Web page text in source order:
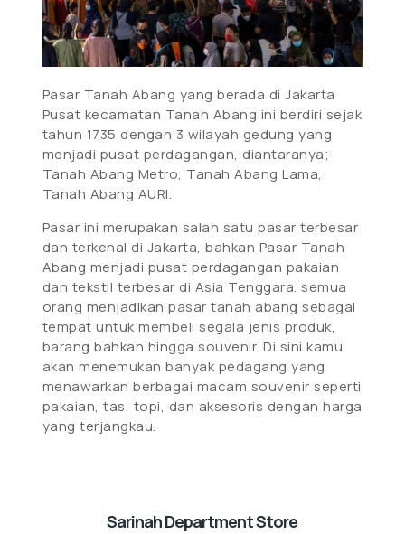
Pasar Tanah Abang yang berada di Jakarta
Pusat kecamatan Tanah Abang ini berdiri sejak
tahun 1735 dengan 3 wilayah gedung yang
menjadi pusat perdagangan, diantaranya;
Tanah Abang Metro, Tanah Abang Lama,
Tanah Abang AURI.
Pasar ini merupakan salah satu pasar terbesar
dan terkenal di Jakarta, bahkan Pasar Tanah
Abang menjadi pusat perdagangan pakaian
dan tekstil terbesar di Asia Tenggara. semua
orang menjadikan pasar tanah abang sebagai
tempat untuk membeli segala jenis produk,
barang bahkan hingga souvenir. Di sini kamu
akan menemukan banyak pedagang yang
menawarkan berbagai macam souvenir seperti
pakaian, tas, topi, dan aksesoris dengan harga
yang terjangkau.
Sarinah Department Store